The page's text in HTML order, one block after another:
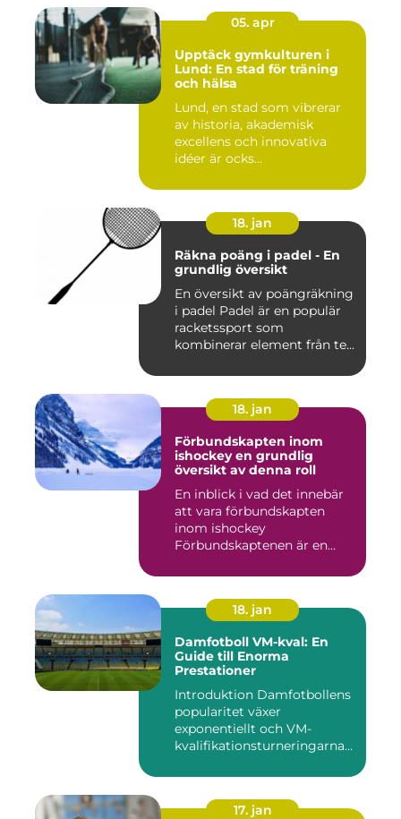
05. apr
Upptäck gymkulturen i
Lund: En stad för träning
och hälsa
Lund, en stad som vibrerar
av historia, akademisk
excellens och innovativa
idéer är ocks...
18. jan
Räkna poäng i padel - En
grundlig översikt
En översikt av poängräkning
i padel Padel är en populär
racketssport som
kombinerar element från te...
18. jan
Förbundskapten inom
ishockey en grundlig
översikt av denna roll
En inblick i vad det innebär
att vara förbundskapten
inom ishockey
Förbundskaptenen är en
18. jan
Damfotboll VM-kval: En
Guide till Enorma
Prestationer
Introduktion Damfotbollens
popularitet växer
exponentiellt och VM-
kvalifikationsturneringarna
17. jan